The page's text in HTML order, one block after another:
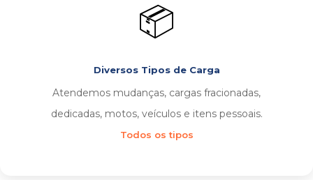
📦
Diversos Tipos de Carga
Atendemos mudanças, cargas fracionadas,
dedicadas, motos, veículos e itens pessoais.
Todos os tipos